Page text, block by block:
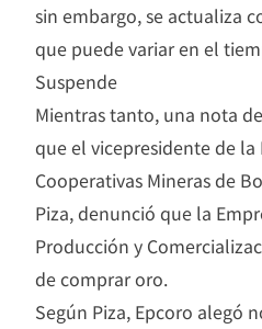
sin embargo, se actualiza
que puede variar en el
Suspende
Mientras tanto, una nota
que el vicepresidente de
Cooperativas Mineras de
Piza, denunció que la
Producción y
de comprar oro.
Según Piza, Epcoro alegó